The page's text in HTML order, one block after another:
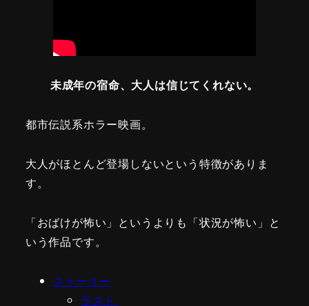
未成年の宿命、大人は信じてくれない。
都市伝説系ホラー映画。
大人がほとんど登場しないという特徴がありま
す。
「おばけが怖い」というよりも「状況が怖い」と
いう作品です。
ストーリー
ラスト